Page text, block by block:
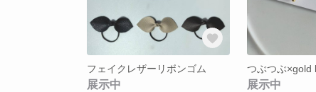
フェイクレザーリボンゴム
展示中 展示中